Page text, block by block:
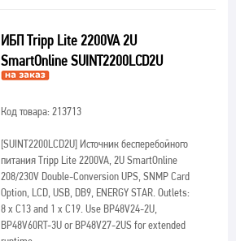
ИБП Tripp Lite 2200VA 2U
SmartOnline SUINT2200LCD2U
Код товара: 213713
[SUINT2200LCD2U]Источник бесперебойного
питания Tripp Lite 2200VA, 2U SmartOnline
208/230V Double-Conversion UPS, SNMP Card
Option, LCD, USB, DB9, ENERGY STAR. Outlets:
8 x C13 and 1 x C19. Use BP48V24-2U,
BP48V60RT-3U or BP48V27-2US for extended